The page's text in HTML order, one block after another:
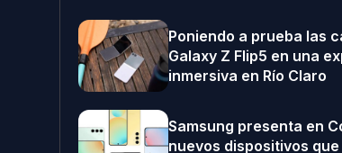
Poniendo a prueba las
Galaxy Z Flip5 en una
inmersiva en Río Claro
Samsung presenta en
nuevos dispositivos